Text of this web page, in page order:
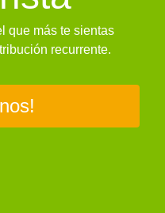
que más te sientas
recurrente.